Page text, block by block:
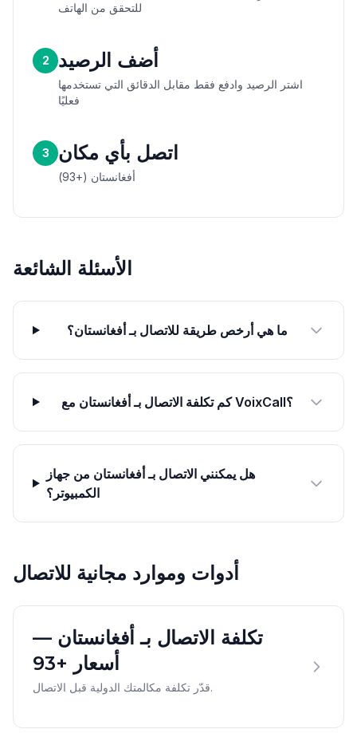
للتحقق من الهاتف
2 أضف الرصيد
اشتر الرصيد وادفع فقط مقابل الدقائق التي تستخدمها
فعليًا
3 اتصل بأي مكان
أفغانستان (+93)
الأسئلة الشائعة
ما هي أرخص طريقة للاتصال بـ أفغانستان؟
كم تكلفة الاتصال بـ أفغانستان مع VoixCall؟
هل يمكنني الاتصال بـ أفغانستان من جهاز
الكمبيوتر؟
أدوات وموارد مجانية للاتصال
تكلفة الاتصال بـ أفغانستان —
أسعار +93
قدّر تكلفة مكالمتك الدولية قبل الاتصال.